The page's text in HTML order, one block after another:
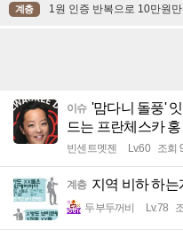
계층 1원 인증 반복으로 10만원
이슈 '맘다니 돌풍'
드는 프란체스카 홍
빈센트멧젠 Lv.60 조회
계층 지역 비하 하는
두부두꺼비 Lv.78